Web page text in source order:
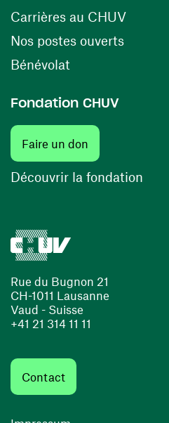
Rue du Bugnon 21
CH-1011 Lausanne
Vaud - Suisse
+41 21 314 11 11
Contact
Carrières au CHUV(ouvre
Nos postes ouverts(ouvre
Bénévolat
Fondation CHUV
Faire un don
Découvrir la fondation